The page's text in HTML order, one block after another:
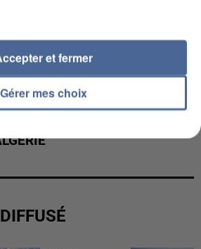
Gérer mes choix
et fermer